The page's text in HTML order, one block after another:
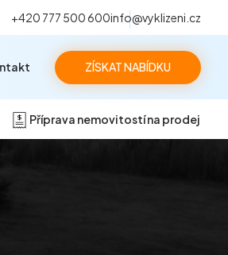
+420 777 500 600info@vyklizeni.cz
ZÍSKAT NABÍDKU
Příprava nemovitostí na prodej